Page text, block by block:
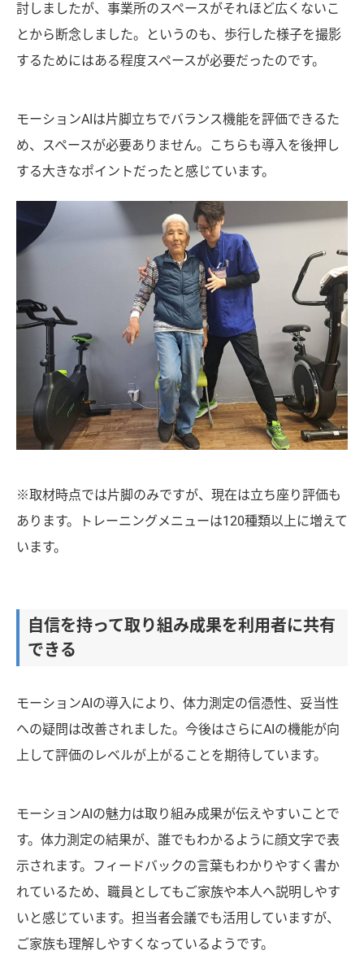
討しましたが、事業所のスペースがそれほど広くないこ
とから断念しました。というのも、歩行した様子を撮影
するためにはある程度スペースが必要だったのです。
モーションAIは片脚立ちでバランス機能を評価できるた
め、スペースが必要ありません。こちらも導入を後押し
する大きなポイントだったと感じています。
※取材時点では片脚のみですが、現在は立ち座り評価も
あります。トレーニングメニューは120種類以上に増えて
います。
自信を持って取り組み成果を利用者に共有
できる
モーションAIの導入により、体力測定の信憑性、妥当性
への疑問は改善されました。今後はさらにAIの機能が向
上して評価のレベルが上がることを期待しています。
モーションAIの魅力は取り組み成果が伝えやすいことで
す。体力測定の結果が、誰でもわかるように顔文字で表
示されます。フィードバックの言葉もわかりやすく書か
れているため、職員としてもご家族や本人へ説明しやす
いと感じています。担当者会議でも活用していますが、
ご家族も理解しやすくなっているようです。